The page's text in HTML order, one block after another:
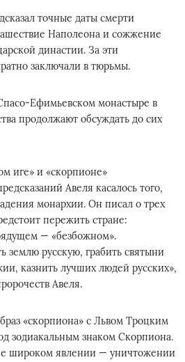
точные даты смерти
Наполеона и сожжение
династии. За эти
заключали в тюрьмы.
Ефимьевском монастыре в
продолжают обсуждать до сих
иге» и «скорпионе»
Авеля касалось того,
монархии. Он писал о трех
пережить стране:
— «безбожном».
землю русскую, грабить святыни
казнить лучших людей русских»,
Авеля.
«скорпиона» с Львом Троцким
зодиакальным знаком Скорпиона.
широком явлении — уничтожении